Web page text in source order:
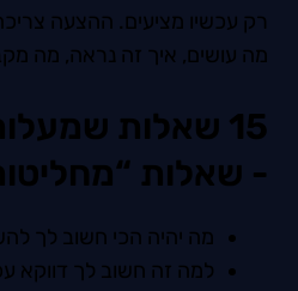
רק עכשיו מציעים. ההצעה
מה עושים, איך זה נראה, מה
15 שאלות
- שאלות
מה יהיה הכי חשוב לך
למה זה חשוב לך דווקא